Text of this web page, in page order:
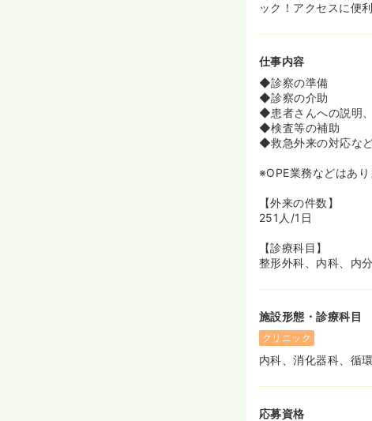
ック！アクセスに便
仕事内容
◆診察の準備
◆診察の介助
◆患者さんへの説明
◆検査等の補助
◆救急外来の対応な
※OPE業務などはあり
【外来の件数】
251人/1日
【診療科目】
整形外科、内科、内
施設形態・診療科目
クリニック
内科、消化器科、循
応募資格